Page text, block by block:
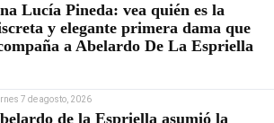
Lucía Pineda: vea quién es la
y elegante primera dama que
a Abelardo De La Espriella
7 de agosto, 2026
de la Espriella asumió la